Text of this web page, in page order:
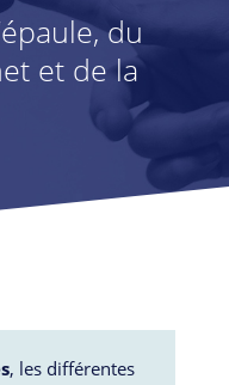
du
et de la
, les différentes